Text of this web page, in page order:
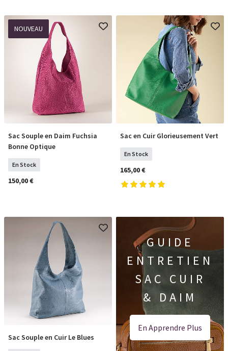
NOUVEAU
COMMANDER
Sac Souple en Daim Fuchsia
Bonne Optique
En Stock
150,00 €
COMMANDER
Sac en Cuir Glorieusement Vert
En Stock
165,00 €
COMMANDER
Sac Souple en Cuir Le Blues
GUIDE
ENTRETIEN
SAC CUIR
& DAIM
En Apprendre Plus